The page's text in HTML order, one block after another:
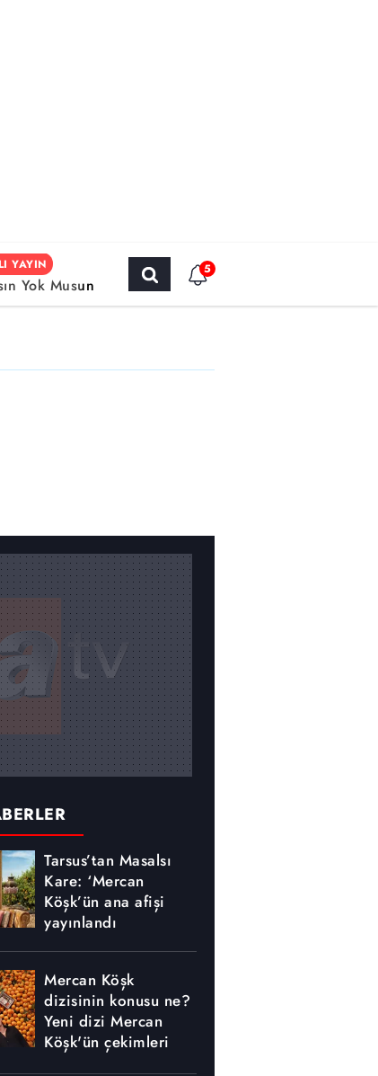
YAYIN
Yok Musun
5
Tarsus’tan Masalsı
Kare: ‘Mercan
Köşk’ün ana afişi
yayınlandı
Mercan Köşk
dizisinin konusu ne?
Yeni dizi Mercan
Köşk'ün çekimleri